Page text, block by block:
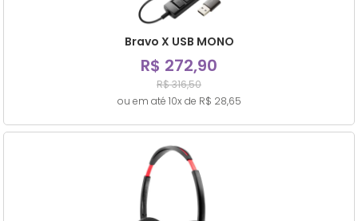
Bravo X USB MONO
R$ 272,90
R$ 316,50
ou em até 10x de R$ 28,65